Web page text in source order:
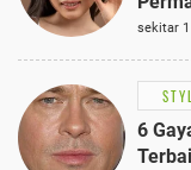
sekitar
6